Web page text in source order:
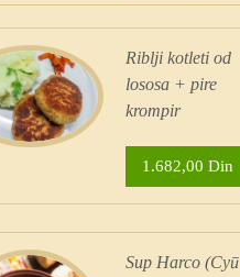
Riblji kotleti od
lososa + pire
krompir
1.682,00 Din
Sup Harco (Суп